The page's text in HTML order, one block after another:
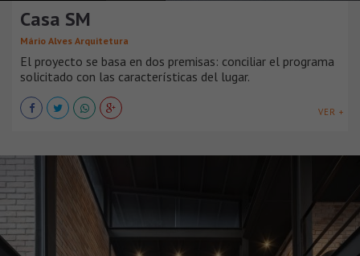
Casa SM
Mário Alves Arquitetura
El proyecto se basa en dos premisas: conciliar el programa
solicitado con las características del lugar.
VER +